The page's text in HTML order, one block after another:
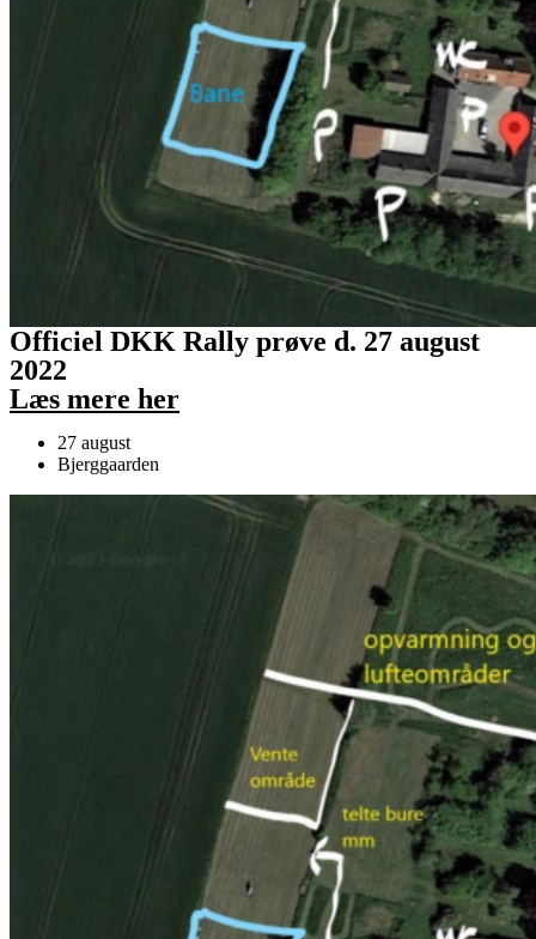
Officiel DKK Rally prøve d. 27 august
2022
Læs mere her
27 august
Bjerggaarden